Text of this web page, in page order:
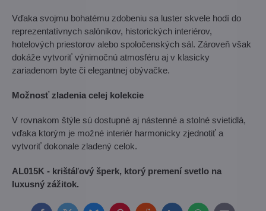
Vďaka svojmu bohatému zdobeniu sa luster skvele hodí do
reprezentatívnych salónikov, historických interiérov,
hotelových priestorov alebo spoločenských sál. Zároveň však
dokáže vytvoriť výnimočnú atmosféru aj v klasicky
zariadenom byte či elegantnej obývačke.
Možnosť zladenia celej kolekcie
V rovnakom štýle sú dostupné aj nástenné a stolné svietidlá,
vďaka ktorým je možné interiér harmonicky zjednotiť a
vytvoriť dokonale zladený celok.
AL015K - krištáľový šperk, ktorý premení svetlo na
luxusný zážitok.